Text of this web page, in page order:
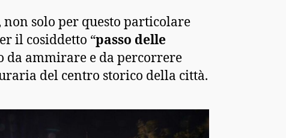
non solo per questo particolare
il cosiddetto “passo delle
da ammirare e da percorrere
del centro storico della città.